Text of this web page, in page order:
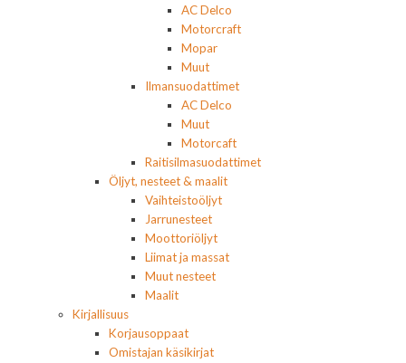
AC Delco
Motorcraft
Mopar
Muut
Ilmansuodattimet
AC Delco
Muut
Motorcaft
Raitisilmasuodattimet
Öljyt, nesteet & maalit
Vaihteistoöljyt
Jarrunesteet
Moottoriöljyt
Liimat ja massat
Muut nesteet
Maalit
Kirjallisuus
Korjausoppaat
Omistajan käsikirjat